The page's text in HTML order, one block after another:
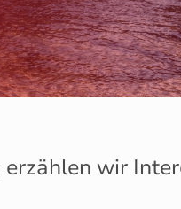
wir